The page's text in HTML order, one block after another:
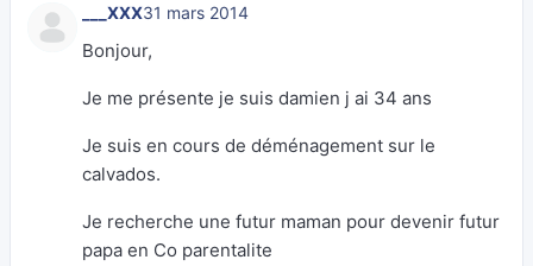
___XXX31 mars 2014
Bonjour,
Je me présente je suis damien j ai 34 ans
Je suis en cours de déménagement sur le
calvados.
Je recherche une futur maman pour devenir futur
papa en Co parentalite